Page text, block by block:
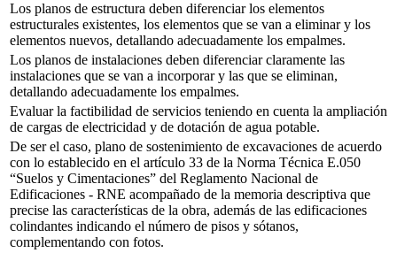
Los planos de estructura deben diferenciar los elementos
estructurales existentes, los elementos que se van a eliminar y los
elementos nuevos, detallando adecuadamente los empalmes.
Los planos de instalaciones deben diferenciar claramente las
instalaciones que se van a incorporar y las que se eliminan,
detallando adecuadamente los empalmes.
Evaluar la factibilidad de servicios teniendo en cuenta la ampliación
de cargas de electricidad y de dotación de agua potable.
De ser el caso, plano de sostenimiento de excavaciones de acuerdo
con lo establecido en el artículo 33 de la Norma Técnica E.050
“Suelos y Cimentaciones” del Reglamento Nacional de
Edificaciones - RNE acompañado de la memoria descriptiva que
precise las características de la obra, además de las edificaciones
colindantes indicando el número de pisos y sótanos,
complementando con fotos.